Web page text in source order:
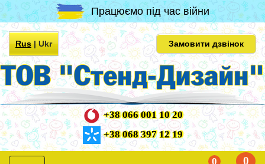
Працюємо під час війни
Rus|Ukr Замовити дзвінок
+38 066 001 10 20
+38 068 397 12 19
0 0